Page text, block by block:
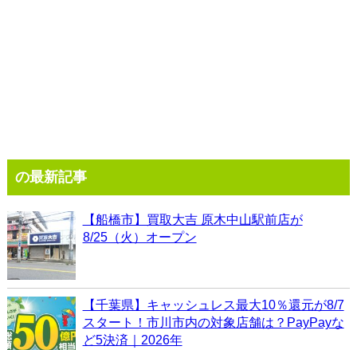
の最新記事
【船橋市】買取大吉 原木中山駅前店が
8/25（火）オープン
【千葉県】キャッシュレス最大10％還元が8/7
スタート！市川市内の対象店舗は？PayPayな
ど5決済｜2026年